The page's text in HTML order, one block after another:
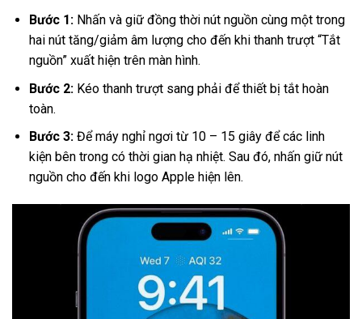
Bước 1: Nhấn và giữ đồng thời nút nguồn cùng một trong
hai nút tăng/giảm âm lượng cho đến khi thanh trượt “Tắt
nguồn” xuất hiện trên màn hình.
Bước 2: Kéo thanh trượt sang phải để thiết bị tắt hoàn
toàn.
Bước 3:Để máy nghỉ ngơi từ 10 – 15 giây để các linh
kiện bên trong có thời gian hạ nhiệt. Sau đó, nhấn giữ nút
nguồn cho đến khi logo Apple hiện lên.